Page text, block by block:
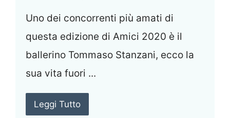
Uno dei concorrenti più amati di
questa edizione di Amici 2020 è il
ballerino Tommaso Stanzani, ecco la
sua vita fuori ...
Leggi Tutto